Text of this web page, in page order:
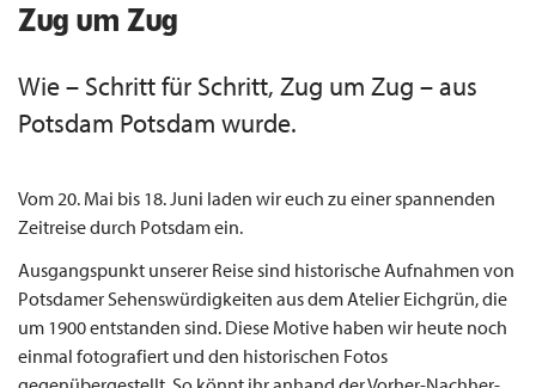
Zug um Zug
Wie – Schritt für Schritt, Zug um Zug – aus
Potsdam Potsdam wurde.
Vom 20. Mai bis 18. Juni laden wir euch zu einer spannenden
Zeitreise durch Potsdam ein.
Ausgangspunkt unserer Reise sind historische Aufnahmen von
Potsdamer Sehenswürdigkeiten aus dem Atelier Eichgrün, die
um 1900 entstanden sind. Diese Motive haben wir heute noch
einmal fotografiert und den historischen Fotos